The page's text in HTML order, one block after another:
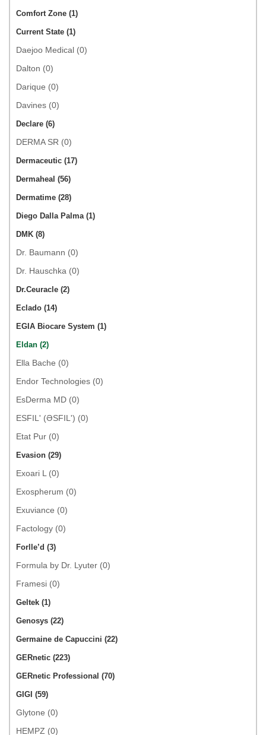
Comfort Zone (1)
Current State (1)
Daejoo Medical (0)
Dalton (0)
Darique (0)
Davines (0)
Declare (6)
DERMA SR (0)
Dermaceutic (17)
Dermaheal (56)
Dermatime (28)
Diego Dalla Palma (1)
DMK (8)
Dr. Baumann (0)
Dr. Hauschka (0)
Dr.Ceuracle (2)
Eclado (14)
EGIA Biocare System (1)
Eldan (2)
Ella Bache (0)
Endor Technologies (0)
EsDerma MD (0)
ESFIL' (ƏSFIL') (0)
Etat Pur (0)
Evasion (29)
Exoari L (0)
Exospherum (0)
Exuviance (0)
Factology (0)
Forlle’d (3)
Formula by Dr. Lyuter (0)
Framesi (0)
Geltek (1)
Genosys (22)
Germaine de Capuccini (22)
GERnetic (223)
GERnetic Professional (70)
GIGI (59)
Glytone (0)
HEMPZ (0)